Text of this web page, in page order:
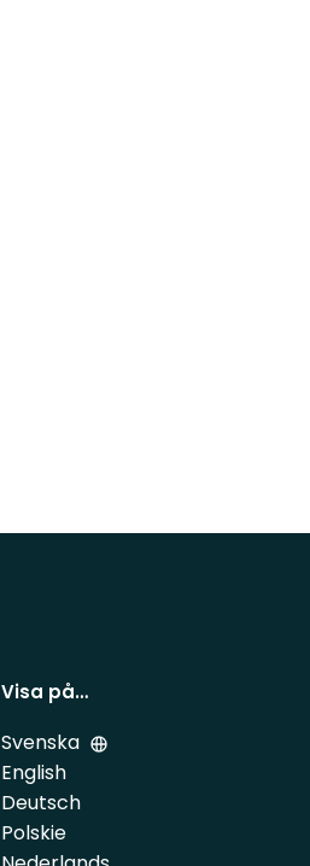
Visa på…
Svenska
English
Deutsch
Polskie